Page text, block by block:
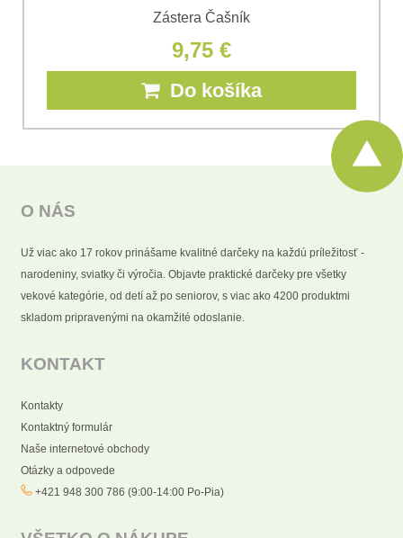
Zástera Čašník
9,75 €
Do košíka
O NÁS
Už viac ako 17 rokov prinášame kvalitné darčeky na každú príležitosť -
narodeniny, sviatky či výročia. Objavte praktické darčeky pre všetky
vekové kategórie, od detí až po seniorov, s viac ako 4200 produktmi
skladom pripravenými na okamžité odoslanie.
KONTAKT
Kontakty
Kontaktný formulár
Naše internetové obchody
Otázky a odpovede
+421 948 300 786 (9:00-14:00 Po-Pia)